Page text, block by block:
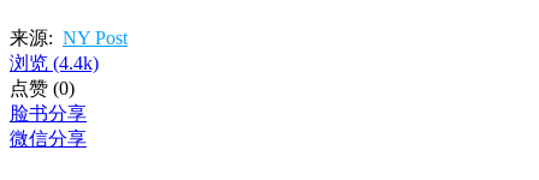
来源: NY Post
浏览 (4.4k)
点赞 (0)
脸书分享
微信分享